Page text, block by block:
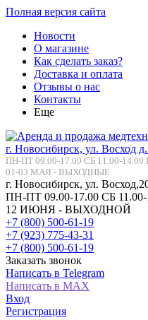
Полная версия сайта
Новости
О магазине
Как сделать заказ?
Доставка и оплата
Отзывы о нас
Контакты
Еще
г. Новосибирск, ул. Восход
ПН-ПТ 09.00-17.00 СБ 11.00-
01-03 МАЯ - ВЫХОДНЫЕ
г. Новосибирск, ул.
ПН-ПТ 09.00-17.00 СБ
12 ИЮНЯ - ВЫХОДНОЙ
+7 (800) 500-61-19
+7 (923) 775-43-31
+7 (800) 500-61-19
Заказать звонок
Написать в Telegram
Написать в MAX
Вход
Регистрация